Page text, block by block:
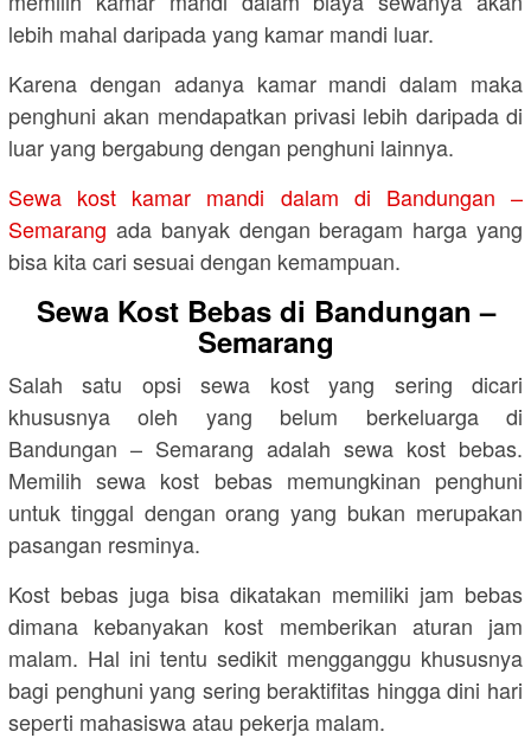
lebih mahal daripada yang kamar mandi luar.
Karena dengan adanya kamar mandi dalam maka
penghuni akan mendapatkan privasi lebih daripada di
luar yang bergabung dengan penghuni lainnya.
Sewa kost kamar mandi dalam di Bandungan –
Semarang ada banyak dengan beragam harga yang
bisa kita cari sesuai dengan kemampuan.
Sewa Kost Bebas di Bandungan –
Semarang
Salah satu opsi sewa kost yang sering dicari
khususnya oleh yang belum berkeluarga di
Bandungan – Semarang adalah sewa kost bebas.
Memilih sewa kost bebas memungkinan penghuni
untuk tinggal dengan orang yang bukan merupakan
pasangan resminya.
Kost bebas juga bisa dikatakan memiliki jam bebas
dimana kebanyakan kost memberikan aturan jam
malam. Hal ini tentu sedikit mengganggu khususnya
bagi penghuni yang sering beraktifitas hingga dini hari
seperti mahasiswa atau pekerja malam.